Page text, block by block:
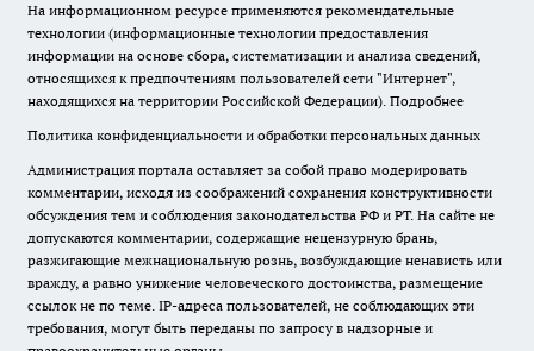
На информационном ресурсе применяются рекомендательные
технологии (информационные технологии предоставления
информации на основе сбора, систематизации и анализа сведений,
относящихся к предпочтениям пользователей сети "Интернет",
находящихся на территории Российской Федерации). Подробнее
Политика конфиденциальности и обработки персональных данных
Администрация портала оставляет за собой право модерировать
комментарии, исходя из соображений сохранения конструктивности
обсуждения тем и соблюдения законодательства РФ и РТ. На сайте не
допускаются комментарии, содержащие нецензурную брань,
разжигающие межнациональную рознь, возбуждающие ненависть или
вражду, а равно унижение человеческого достоинства, размещение
ссылок не по теме. IP-адреса пользователей, не соблюдающих эти
требования, могут быть переданы по запросу в надзорные и